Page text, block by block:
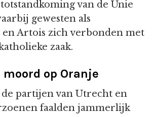
van de Unie
gewesten als
Artois zich verbonden met
zaak.
op Oranje
partijen van Utrecht en
faalden jammerlijk